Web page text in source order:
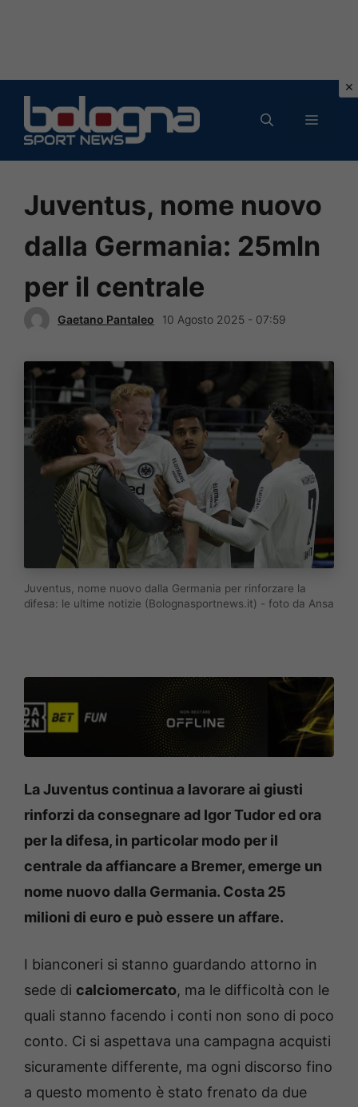
contenuto
MENU
Juventus, nome nuovo
dalla Germania: 25mln
per il centrale
Gaetano Pantaleo 10 Agosto 2025 - 07:59
Juventus, nome nuovo dalla Germania per rinforzare la
difesa: le ultime notizie (Bolognasportnews.it) - foto da Ansa
La Juventus continua a lavorare ai giusti
rinforzi da consegnare ad Igor Tudor ed ora
per la difesa, in particolar modo per il
centrale da affiancare a Bremer, emerge un
nome nuovo dalla Germania. Costa 25
milioni di euro e può essere un affare.
I bianconeri si stanno guardando attorno in
sede di calciomercato, ma le difficoltà con le
quali stanno facendo i conti non sono di poco
conto. Ci si aspettava una campagna acquisti
sicuramente differente, ma ogni discorso fino
a questo momento è stato frenato da due